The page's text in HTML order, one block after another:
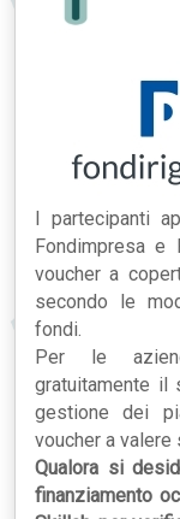
I partecipanti
Fondimpresa e
voucher a
secondo le
fondi.
Per le
gratuitamente il
gestione dei
voucher a valere
Qualora si
finanziamento